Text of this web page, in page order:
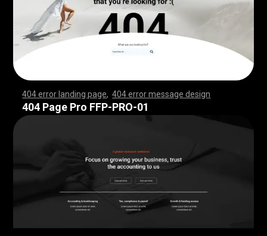
404 error landing page ,404 error message design
,,,,,,,,,,,,,,,,,,,,,,,, ,,,,,,,,,,,,,,,,,,,,,,,,,,,,
,,,,,,,,,,,,,,,,,,,,,,,, ,,,,,,,,,,,,,,,,,,,,,,,,,,,,
,,,,,,,,,,,,,,,,,,,,,,,, ,,,,,,,,,,,,,,,,,,,,,,,,,,,,
,,,,,,,,,,,,,,,,,,,,,,,, ,,,,,,,,,,,,,,,,,,,,,,,,,,,,
,,,,,,,,,,,,,,,,,,,,,,,, ,,,,,,,,,,,,,,,,,,,,,,,,,,,,
,,,,,,,,,,,,,,,,,,,,,,,, ,,,,,,,,,,,,,,,,,,,,,,,,,,,,
,,,,,,,,,,,,,,,,,,,,,,,, ,,,,,,,,,,,,,,,,,,,,,,,,,,,,
,,,,,,,,,,,,,,,,,,,,,,,, ,,,,,,,,,,,,,,,,,,,,,,,,,,,,
404 Page Pro FFP-PRO-01